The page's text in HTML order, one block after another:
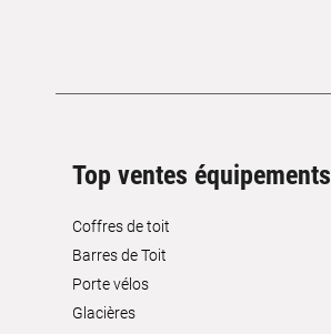
Top ventes équipements
Coffres de toit
Barres de Toit
Porte vélos
Glacières